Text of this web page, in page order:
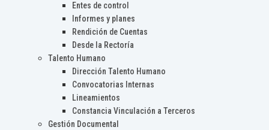
Entes de control
Informes y planes
Rendición de Cuentas
Desde la Rectoría
Talento Humano
Dirección Talento Humano
Convocatorias Internas
Lineamientos
Constancia Vinculación a Terceros
Gestión Documental